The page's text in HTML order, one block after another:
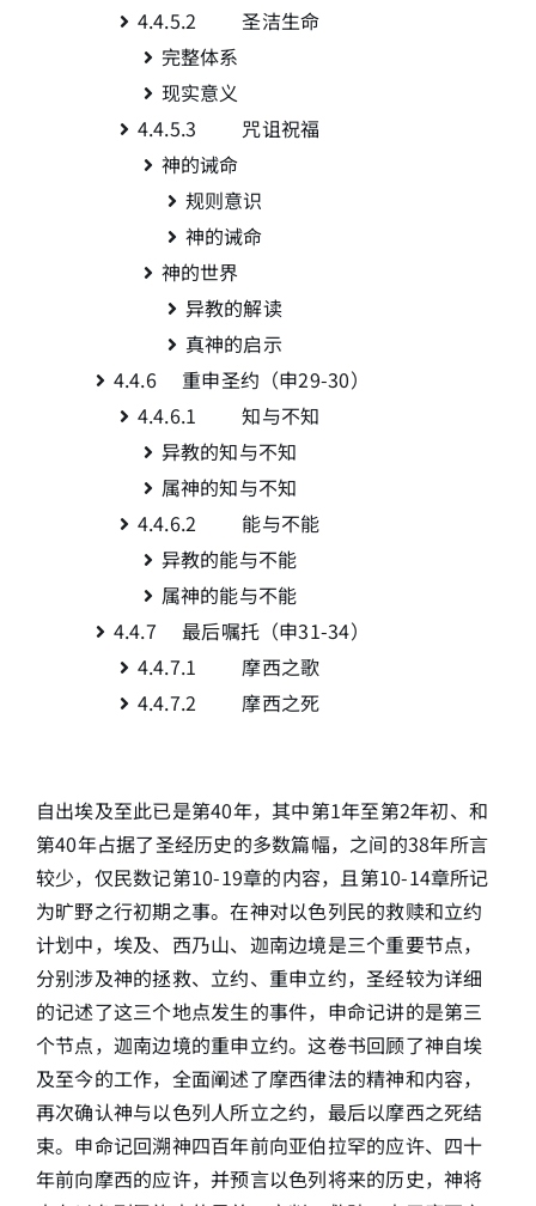
4.4.5.2 圣洁生命
完整体系
现实意义
4.4.5.3 咒诅祝福
神的诫命
规则意识
神的诫命
神的世界
异教的解读
真神的启示
4.4.6 重申圣约 （申29-30）
4.4.6.1 知与不知
异教的知与不知
属神的知与不知
4.4.6.2 能与不能
异教的能与不能
属神的能与不能
4.4.7 最后嘱托（申31-34）
4.4.7.1 摩西之歌
4.4.7.2 摩西之死
自出埃及至此已是第40年，其中第1年至第2年初、和
第40年占据了圣经历史的多数篇幅，之间的38年所言
较少，仅民数记第10-19章的内容，且第10-14章所记
为旷野之行初期之事。在神对以色列民的救赎和立约
计划中，埃及、西乃山、迦南边境是三个重要节点，
分别涉及神的拯救、立约、重申立约，圣经较为详细
的记述了这三个地点发生的事件，申命记讲的是第三
个节点，迦南边境的重申立约。这卷书回顾了神自埃
及至今的工作，全面阐述了摩西律法的精神和内容，
再次确认神与以色列人所立之约，最后以摩西之死结
束。申命记回溯神四百年前向亚伯拉罕的应许、四十
年前向摩西的应许，并预言以色列将来的历史，神将